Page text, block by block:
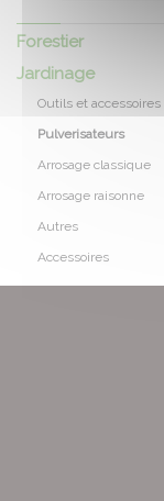
Forestier
Jardinage
Outils et accessoires
Pulverisateurs
Arrosage classique
Arrosage raisonne
Autres
Accessoires